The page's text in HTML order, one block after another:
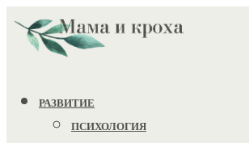
РАЗВИТИЕ
ПСИХОЛОГИЯ